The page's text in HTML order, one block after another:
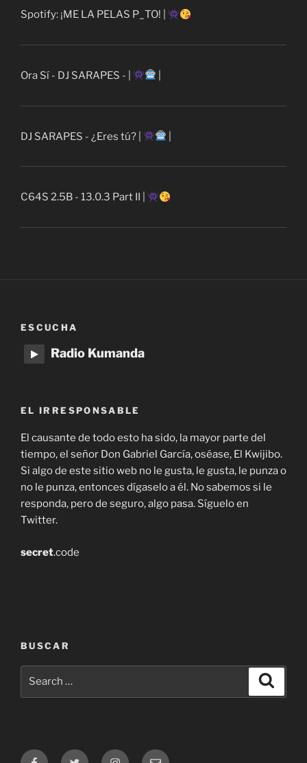
Spotify: ¡ME LA PELAS P_TO! |
Ora Sí - DJ SARAPES - |
DJ SARAPES - ¿Eres tú? |
C64S 2.5B - 13.0.3 Part II |
ESCUCHA
Radio Kumanda
EL IRRESPONSABLE
El causante de todo esto ha sido, la mayor parte del
tiempo, el señor Don Gabriel García, oséase, El Kwijibo.
Si algo de este sitio web no le gusta, le gusta, le punza o
no le punza, entonces dígaselo a él. No sabemos si le
responda, pero de seguro, algo pasa. Síguelo en
Twitter.
secret.code
BUSCAR
FacebookTwitter InstagramEmail